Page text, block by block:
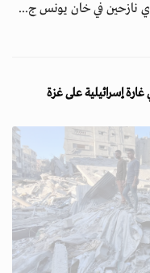
نازحين في خان يونس ج...